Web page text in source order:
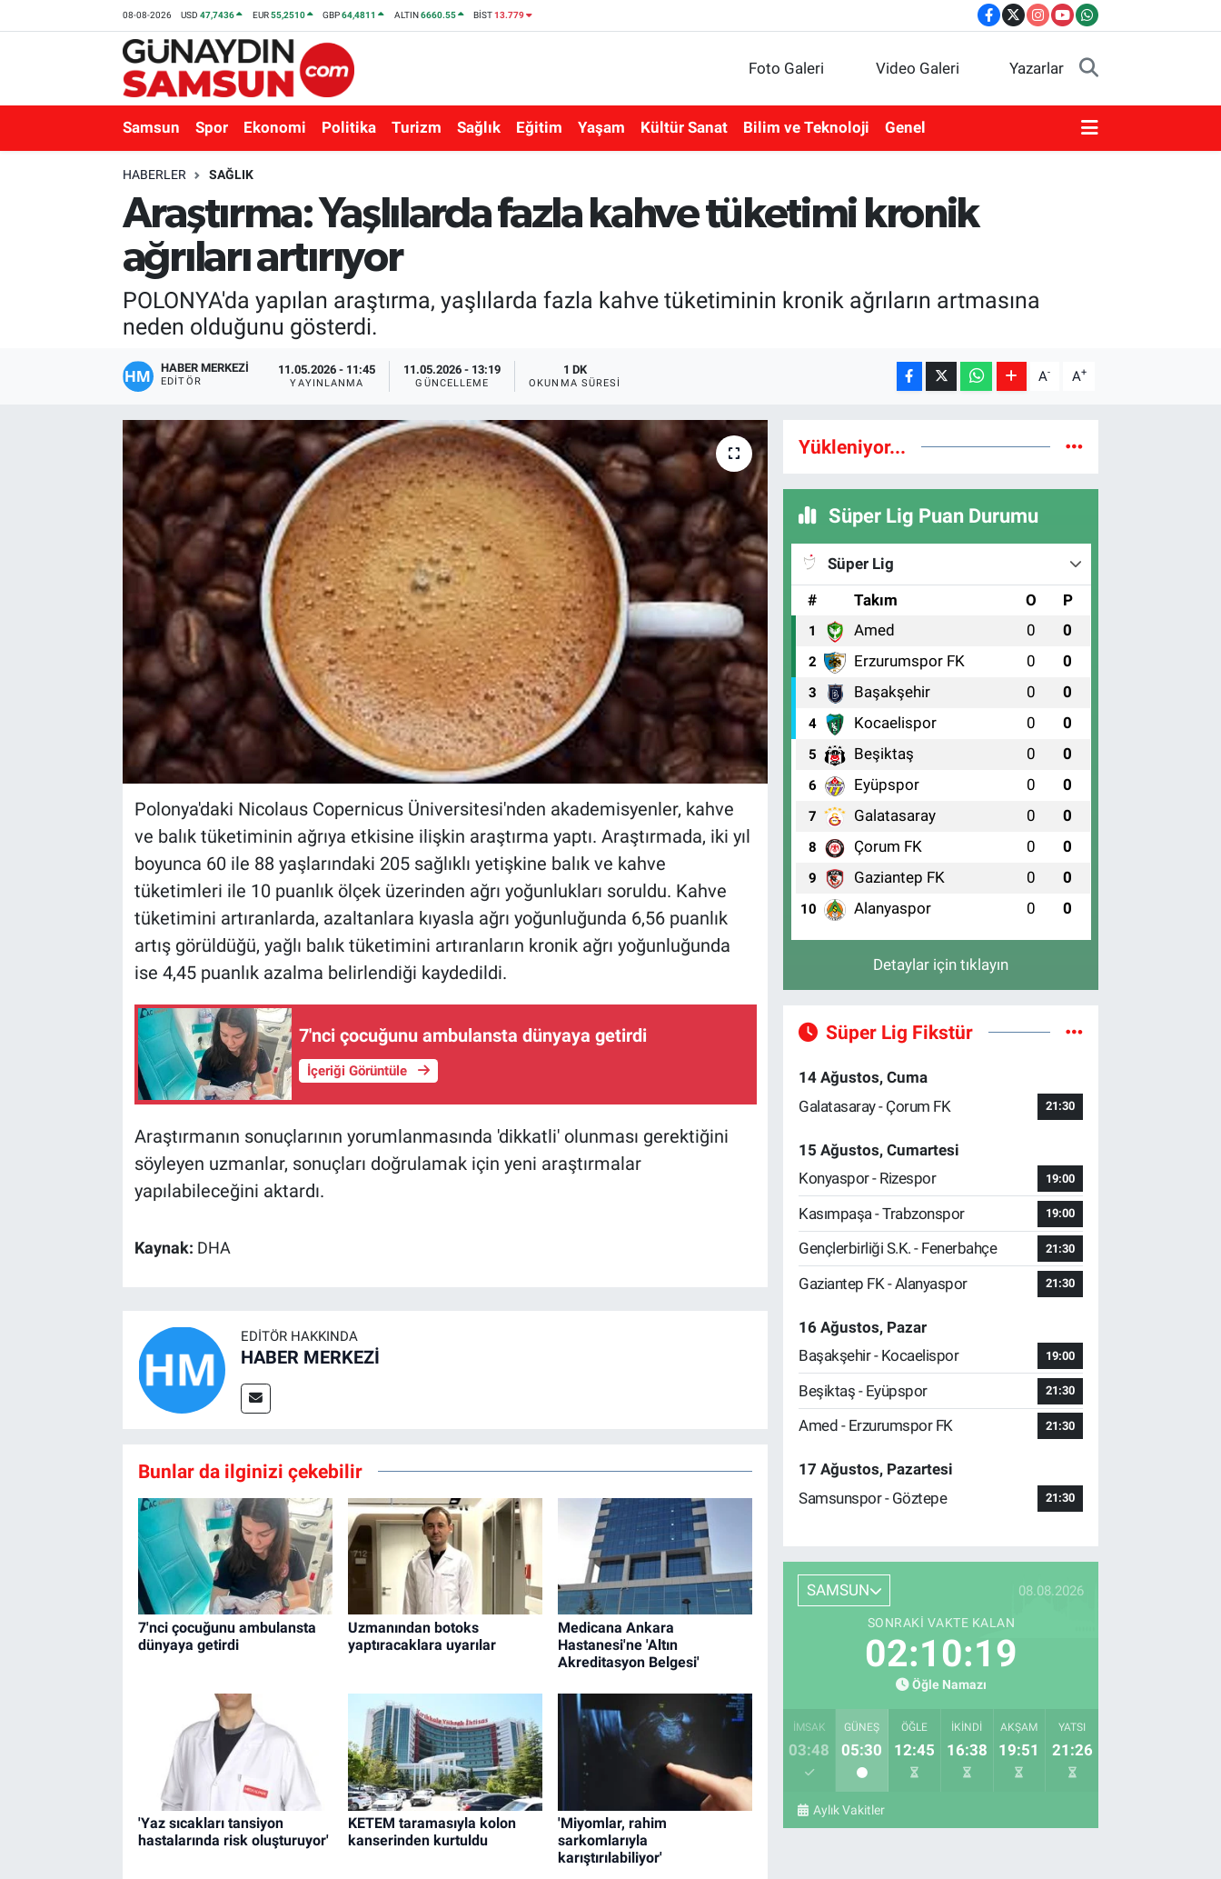
08-08-2026 USD47,7436 EUR55,2510 GBP64,4811 ALTIN6660.55 BİST13.779
Foto Galeri Video Galeri Yazarlar
Samsun Spor Ekonomi Politika Turizm Sağlık Eğitim Yaşam Kültür Sanat Bilim ve Teknoloji Genel
HABERLER SAĞLIK
Araştırma: Yaşlılarda fazla kahve tüketimi kronik
ağrıları artırıyor
POLONYA'da yapılan araştırma, yaşlılarda fazla kahve tüketiminin kronik ağrıların artmasına
neden olduğunu gösterdi.
HABER MERKEZİ
EDITÖR
11.05.2026 - 11:45
YAYINLANMA
11.05.2026 - 13:19
GÜNCELLEME
1 DK
OKUNMA SÜRESI A- A+
Polonya'daki Nicolaus Copernicus Üniversitesi'nden akademisyenler, kahve
ve balık tüketiminin ağrıya etkisine ilişkin araştırma yaptı. Araştırmada, iki yıl
boyunca 60 ile 88 yaşlarındaki 205 sağlıklı yetişkine balık ve kahve
tüketimleri ile 10 puanlık ölçek üzerinden ağrı yoğunlukları soruldu. Kahve
tüketimini artıranlarda, azaltanlara kıyasla ağrı yoğunluğunda 6,56 puanlık
artış görüldüğü, yağlı balık tüketimini artıranların kronik ağrı yoğunluğunda
ise 4,45 puanlık azalma belirlendiği kaydedildi.
7'nci çocuğunu ambulansta dünyaya getirdi
İçeriği Görüntüle
Araştırmanın sonuçlarının yorumlanmasında 'dikkatli' olunması gerektiğini
söyleyen uzmanlar, sonuçları doğrulamak için yeni araştırmalar
yapılabileceğini aktardı.
Kaynak: DHA
EDITÖR HAKKINDA
HABER MERKEZİ
Bunlar da ilginizi çekebilir
7'nci çocuğunu ambulansta
dünyaya getirdi
Uzmanından botoks
yaptıracaklara uyarılar
Medicana Ankara
Hastanesi'ne 'Altın
Akreditasyon Belgesi'
'Yaz sıcakları tansiyon
hastalarında risk oluşturuyor'
KETEM taramasıyla kolon
kanserinden kurtuldu
'Miyomlar, rahim
sarkomlarıyla
karıştırılabiliyor'
Yükleniyor...
Süper Lig Puan Durumu
Süper Lig
#
Takım O P
1 Amed 0 0
2 Erzurumspor FK 0 0
3 Başakşehir 0 0
4 Kocaelispor 0 0
5 Beşiktaş 0 0
6 Eyüpspor 0 0
7 Galatasaray 0 0
8 Çorum FK 0 0
9 Gaziantep FK 0 0
10 Alanyaspor 0 0
Detaylar için tıklayın
Süper Lig Fikstür
14 Ağustos, Cuma
Galatasaray - Çorum FK
21:30
15 Ağustos, Cumartesi
Konyaspor - Rizespor
19:00
Kasımpaşa - Trabzonspor 19:00
Gençlerbirliği S.K. - Fenerbahçe 21:30
Gaziantep FK - Alanyaspor 21:30
16 Ağustos, Pazar
Başakşehir - Kocaelispor
19:00
Beşiktaş - Eyüpspor 21:30
Amed - Erzurumspor FK 21:30
17 Ağustos, Pazartesi
Samsunspor - Göztepe
21:30
SAMSUN 08.08.2026
SONRAKI VAKTE KALAN
02:10:18
Öğle Namazı
İMSAK
03:48
GÜNEŞ
05:30
ÖĞLE
12:45
İKINDI
16:38
AKŞAM
19:51
YATSI
21:26
Aylık Vakitler
Kültür Sanat
Bilim ve Teknoloji
Nöbetçi Eczaneler
Süper Lig Puan Durumu ve Fikstür
Tüm Manşetler
Son Dakika Haberleri